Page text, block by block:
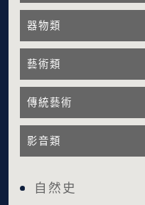
器物類
藝術類
傳統藝術
影音類
自然史